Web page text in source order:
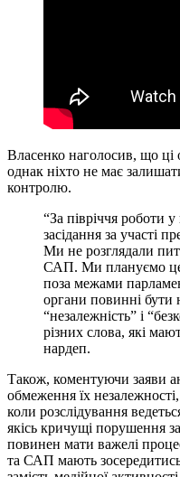
Власенко наголосив, що
однак ніхто не має
контролю.
“За півріччя роботи
засідання за участі
Ми не розглядали
САП. Ми плануємо це
поза межами
органи повинні бути
“незалежність” і
різних слова, які
нардеп.
Також, коментуючи заяви
обмеження їх
коли розслідування
якісь кричущі порушення
повинен мати важелі
та САП мають